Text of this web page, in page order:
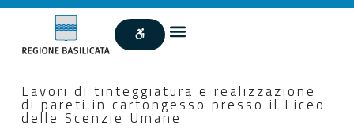
Lavori di tinteggiatura e realizzazione
di pareti in cartongesso presso il Liceo
delle Scenzie Umane